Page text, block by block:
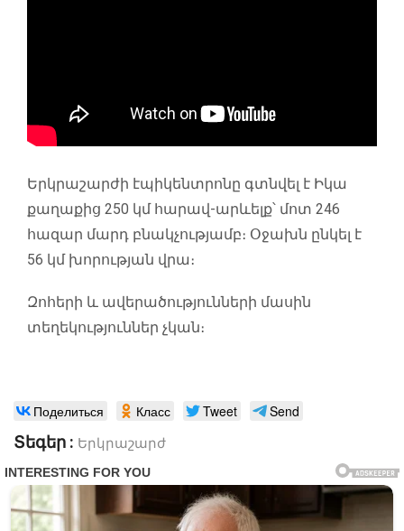
Երկրաշարժի էպիկենտրոնը գտնվել է Իկա
քաղաքից 250 կմ հարավ-արևելք՝ մոտ 246
հազար մարդ բնակչությամբ։ Օջախն ընկել է
56 կմ խորության վրա։
Զոհերի և ավերածությունների մասին
տեղեկություններ չկան։
Поделиться Класс Tweet Send
Տեգեր : Երկրաշարժ